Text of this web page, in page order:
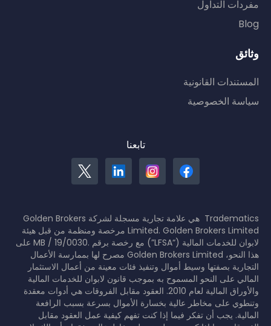
مفردات التداول
Blog
وثائق
المستندات القانونية
سياسة الخصوصية
تابعنا
Tradematics هي علامة تجارية مسجلة لشركة Golden Brokers
Limited. Golden Brokers Limited مرخصة ومنظمة من قبل هيئة
لابوان للخدمات المالية (“LFSA”) مع رخصة برقم .MB / 19/0030 على
هذا النحو، Golden Brokers Limited مصرح لها بممارسة الأعمال
التجارية بصفتها وسيط أموال وتنفيذ فئات معينة من أعمال الاستثمار
المالي على النحو المسموح به بموجب قانون لابوان للخدمات المالية
والأوراق المالية لعام 2010. العقود مقابل الفروقات هي أدوات معقدة
وتنطوي على مخاطر عالية بخسارة الأموال بسرعة بسبب الرافعة
المالية. يجب أن تفكر فيما إذا كنت تفهم كيفية عمل العقود مقابل